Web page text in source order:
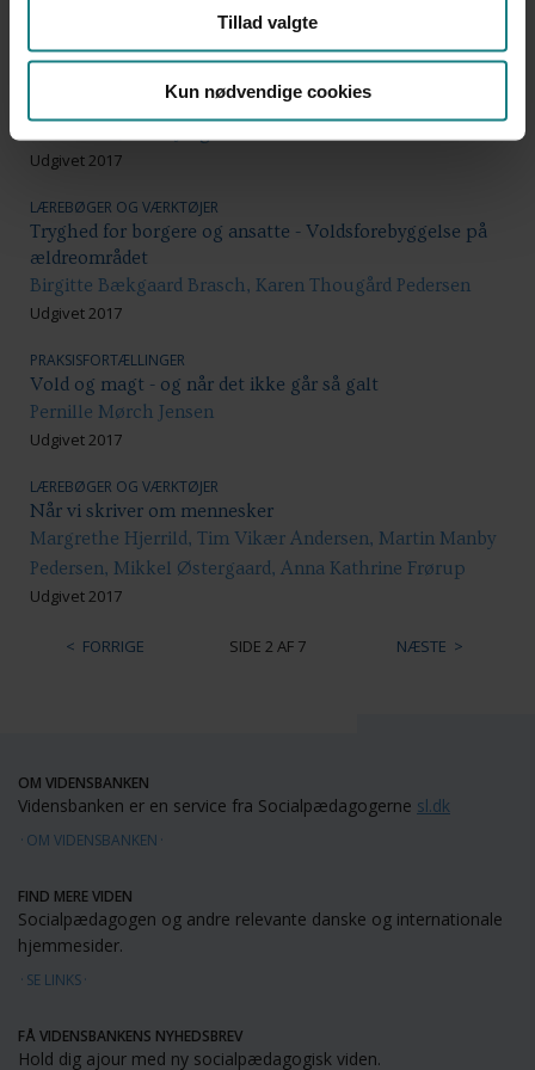
Tillad valgte
Kun nødvendige cookies
LÆREBØGER OG VÆRKTØJER
inklusionsforløb på kommunale arbejdspladser
Udgivet 2017
LÆREBØGER OG VÆRKTØJER
Tryghed for borgere og ansatte - Voldsforebyggelse på
ældreområdet
Birgitte Bækgaard Brasch, Karen Thougård Pedersen
Udgivet 2017
PRAKSISFORTÆLLINGER
Vold og magt - og når det ikke går så galt
Pernille Mørch Jensen
Udgivet 2017
LÆREBØGER OG VÆRKTØJER
Når vi skriver om mennesker
Margrethe Hjerrild, Tim Vikær Andersen, Martin Manby
Pedersen, Mikkel Østergaard, Anna Kathrine Frørup
Udgivet 2017
FORRIGE SIDE 2 AF 7 NÆSTE
OM VIDENSBANKEN
Vidensbanken er en service fra Socialpædagogerne sl.dk
OM VIDENSBANKEN
FIND MERE VIDEN
Socialpædagogen og andre relevante danske og internationale
hjemmesider.
SE LINKS
FÅ VIDENSBANKENS NYHEDSBREV
Hold dig ajour med ny socialpædagogisk viden.